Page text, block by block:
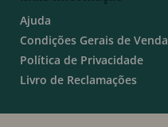
Ajuda
Condições Gerais de Venda
Política de Privacidade
Livro de Reclamações